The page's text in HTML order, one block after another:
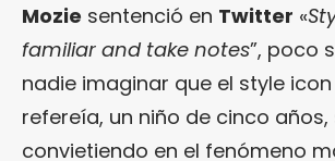
Mozie sentenció en Twitter «
familiar and take notes”, poco
nadie imaginar que el style
refereía, un niño de cinco
convietiendo en el fenómeno